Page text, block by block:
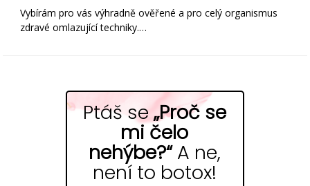
Vybírám pro vás výhradně ověřené a pro celý organismus
zdravé omlazující techniky.…
Ptáš se „Proč se
mi čelo
nehýbe?“A ne,
není to botox!